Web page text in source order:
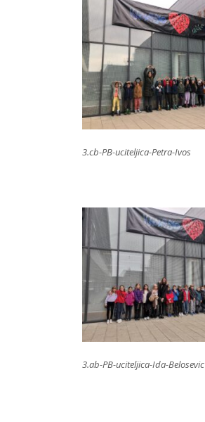
3.cb-PB-uciteljica-Petra-Ivos
3.ab-PB-uciteljica-Ida-Belosevic